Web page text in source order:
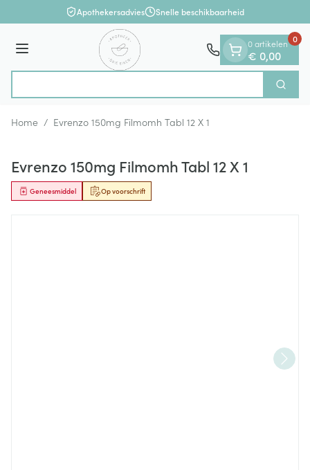
Ga naar de inhoudApothekersadvies Snelle beschikbaarheid
Menu
Zoek
0 artikelen
€ 0,00
0
Home / Evrenzo 150mg Filmomh Tabl 12 X 1
Evrenzo 150mg Filmomh Tabl 12 X 1
Op voorschrift
Geneesmiddel